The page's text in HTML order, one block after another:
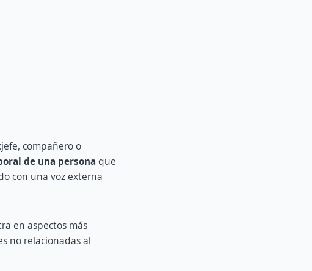
compañero o
de una persona que
con una voz externa
en aspectos más
no relacionadas al